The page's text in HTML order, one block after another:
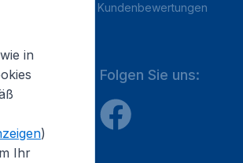
Kundenbewertungen
Folgen Sie uns:
in
)
Ihr